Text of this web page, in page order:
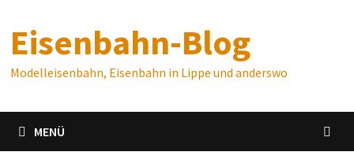
Inhalt
springen
Eisenbahn-Blog
Modelleisenbahn, Eisenbahn in Lippe und anderswo
MENÜ